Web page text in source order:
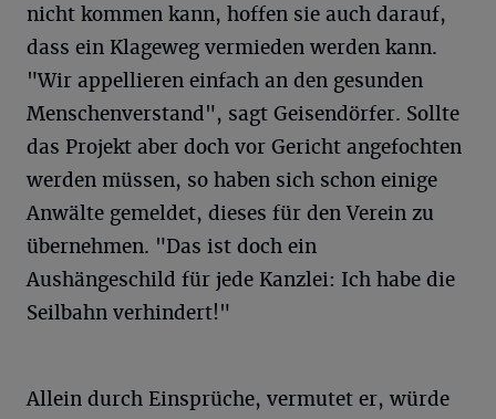
nicht kommen kann, hoffen sie auch darauf,
dass ein Klageweg vermieden werden kann.
"Wir appellieren einfach an den gesunden
Menschenverstand", sagt Geisendörfer. Sollte
das Projekt aber doch vor Gericht angefochten
werden müssen, so haben sich schon einige
Anwälte gemeldet, dieses für den Verein zu
übernehmen. "Das ist doch ein
Aushängeschild für jede Kanzlei: Ich habe die
Seilbahn verhindert!"
Allein durch Einsprüche, vermutet er, würde